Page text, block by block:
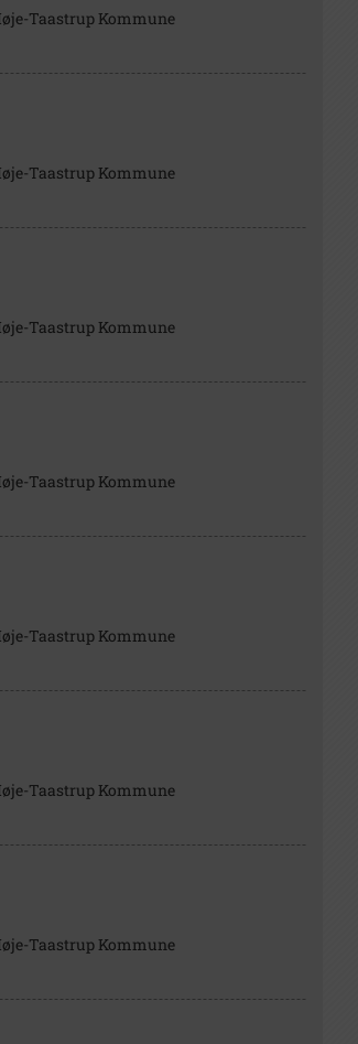
Taastrup Kommune
Taastrup Kommune
Taastrup Kommune
Taastrup Kommune
Taastrup Kommune
Taastrup Kommune
Taastrup Kommune